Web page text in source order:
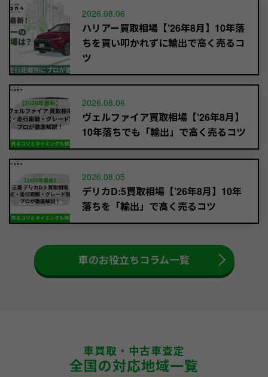
2026.08.06
ハリアー買取相場【’26年8月】10年落
ちを買い叩かれずに輸出で高く売るコ
ツ
2026.08.06
ヴェルファイア買取相場【’26年8月】
10年落ちでも「輸出」で高く売るコツ
2026.08.05
デリカD:5買取相場【’26年8月】10年
落ちを「輸出」で高く売るコツ
車のお役立ちコラム一覧
車買取・中古車査定
全国の対応地域一覧